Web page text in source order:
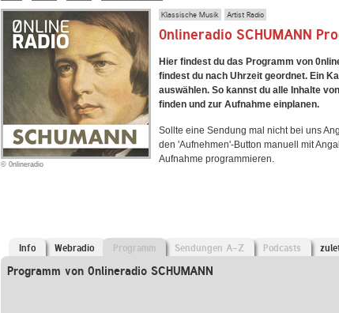
© 0nlineradio
Klassische Musik Artist Radio
0nlineradio SCHUMANN
Hier findest du das Programm von
findest du nach Uhrzeit geordnet. Ein
auswählen. So kannst du alle Inhalte
finden und zur Aufnahme einplanen.
Sollte eine Sendung mal nicht bei uns
den 'Aufnehmen'-Button manuell mit
Aufnahme programmieren.
Info Webradio Programm Sendungen A-Z Podcasts
Programm von 0nlineradio SCHUMANN